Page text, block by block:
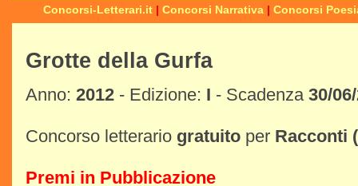
Concorsi-Letterari.it | Concorsi Narrativa | Concorsi
Grotte della Gurfa
Anno: 2012 - Edizione: I - Scadenza 30/
Concorso letterario gratuito per Racconti
Premi in Pubblicazione